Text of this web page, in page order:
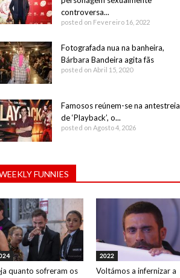
controversa...
posted on Fevereiro 16, 2022
Fotografada nua na banheira,
Bárbara Bandeira agita fãs
posted on Abril 15, 2020
Famosos reúnem-se na antestreia
de ‘Playback’, o...
posted on Agosto 4, 2026
FUNNIES
quanto sofreram os
2022
Voltámos a infernizar a